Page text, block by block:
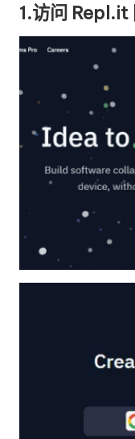
1.访问 Repl.it